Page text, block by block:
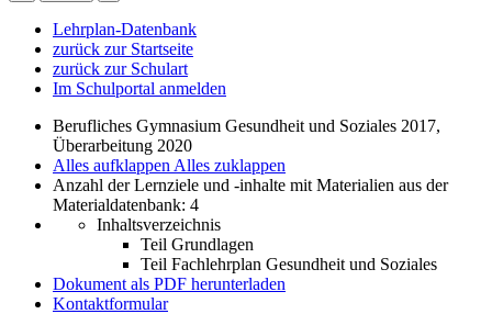
Lehrplan-Datenbank
zurück zur Startseite
zurück zur Schulart
Im Schulportal anmelden
Berufliches Gymnasium Gesundheit und Soziales 2017,
Überarbeitung 2020
Alles aufklappen Alles zuklappen
Anzahl der Lernziele und -inhalte mit Materialien aus der
Materialdatenbank: 4
Inhaltsverzeichnis
Teil Grundlagen
Teil Fachlehrplan Gesundheit und Soziales
Dokument als PDF herunterladen
Kontaktformular